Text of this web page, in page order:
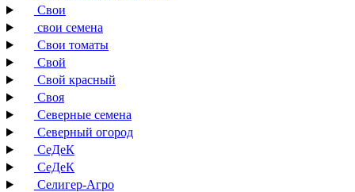
Свои
свои семена
Свои томаты
Свой
Свой красный
Своя
Северные семена
Северный огород
СеДеК
СеДеК
Селигер-Агро